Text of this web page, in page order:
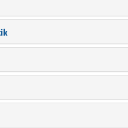
| 1329 |